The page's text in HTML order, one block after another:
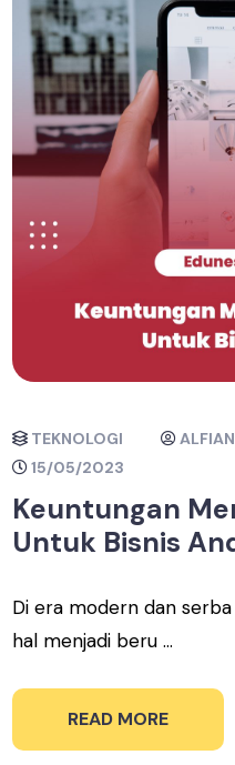
TEKNOLOGI
15/05/2023
Keuntungan
Untuk Bisnis
Di era modern dan
hal menjadi beru ...
READ MORE